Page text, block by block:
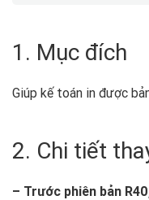
1. Mục đích
Giúp kế toán in được
2. Chi tiết
– Trước phiên bản